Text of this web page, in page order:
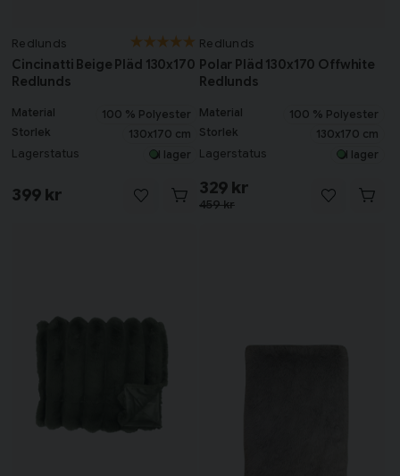
Redlunds
Cincinatti Beige Pläd 130x170
Redlunds
Material
100 % Polyester
Storlek
130x170 cm
Lagerstatus I lager
399 kr
Redlunds
Polar Pläd 130x170 Offwhite
Redlunds
Material
100 % Polyester
Storlek
130x170 cm
Lagerstatus I lager
459 kr
329 kr